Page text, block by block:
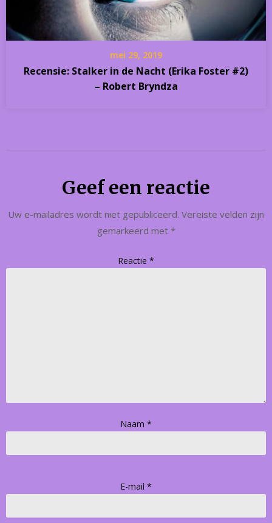
mei 29, 2019
Recensie: Stalker in de Nacht (Erika Foster #2)
– Robert Bryndza
Geef een reactie
Uw e-mailadres wordt niet gepubliceerd. Vereiste velden zijn
gemarkeerd met *
Reactie *
Naam *
E-mail *